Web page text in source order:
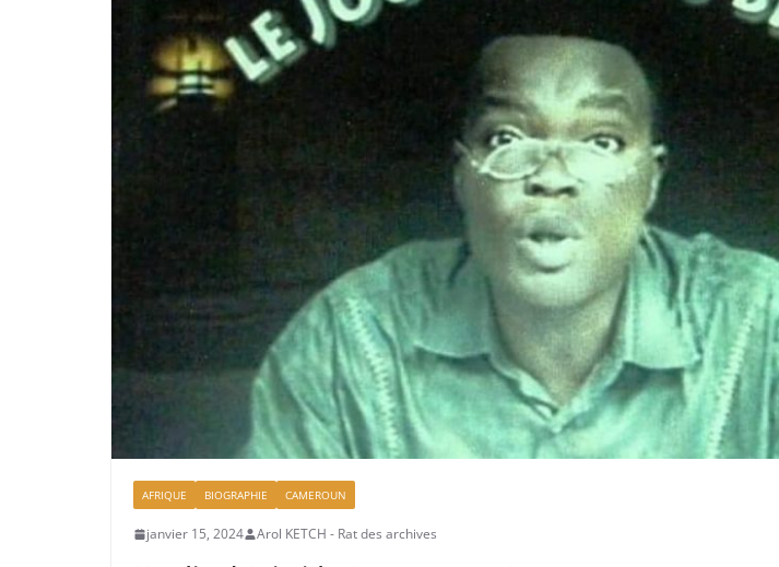
AFRIQUE BIOGRAPHIE CAMEROUN
janvier 15, 2024 Arol KETCH - Rat des archives